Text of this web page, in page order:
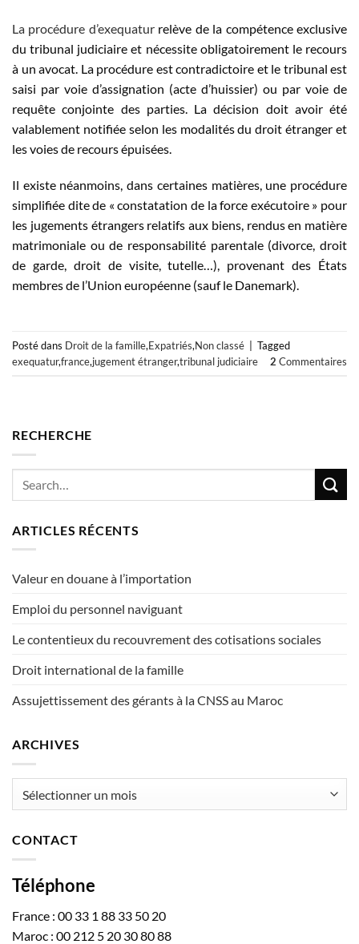
La procédure d’exequaturrelève de la compétence exclusive
du tribunal judiciaire et nécessite obligatoirement le recours
à un avocat. La procédure est contradictoire et le tribunal est
saisi par voie d’assignation (acte d’huissier) ou par voie de
requête conjointe des parties. La décision doit avoir été
valablement notifiée selon les modalités du droit étranger et
les voies de recours épuisées.
Il existe néanmoins, dans certaines matières, une procédure
simplifiée dite de « constatation de la force exécutoire » pour
les jugements étrangers relatifs aux biens, rendus en matière
matrimoniale ou de responsabilité parentale (divorce, droit
de garde, droit de visite, tutelle…), provenant des États
membres de l’Union européenne (sauf le Danemark).
Posté dans Droit de la famille,Expatriés,Non classé | Tagged
exequatur,france,jugement étranger,tribunal judiciaire 2 Commentaires
RECHERCHE
ARTICLES RÉCENTS
Valeur en douane à l’importation
Emploi du personnel naviguant
Le contentieux du recouvrement des cotisations sociales
Droit international de la famille
Assujettissement des gérants à la CNSS au Maroc
ARCHIVES
CONTACT
Téléphone
France : 00 33 1 88 33 50 20
Maroc : 00 212 5 20 30 80 88